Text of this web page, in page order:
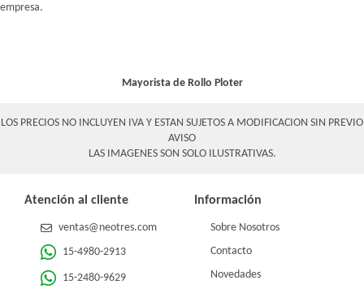
empresa.
Mayorista de Rollo Ploter
LOS PRECIOS NO INCLUYEN IVA Y ESTAN SUJETOS A MODIFICACION SIN PREVIO
AVISO
LAS IMAGENES SON SOLO ILUSTRATIVAS.
Atención al cliente
ventas@neotres.com
15-4980-2913
15-2480-9629
Información
Sobre Nosotros
Contacto
Novedades